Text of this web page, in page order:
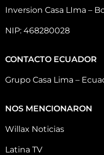
Inversion Casa LIma –
NIP: 468280028
CONTACTO ECUADOR
Grupo Casa Lima –
NOS MENCIONARON
Willax Noticias
Latina TV